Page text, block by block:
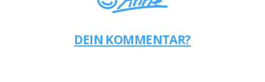
DEIN KOMMENTAR?